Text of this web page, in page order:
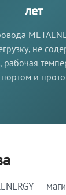
лет
не
и
—